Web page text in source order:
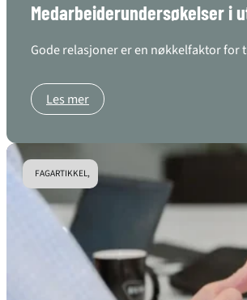
Medarbeiderundersøkelser i
Gode relasjoner er en nøkkelfaktor
Les mer
FAGARTIKKEL,